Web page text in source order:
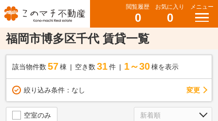
閲覧履歴
0
お気に入り
0
メニュー
福岡市博多区千代 賃貸一覧
該当物件数 57棟 空き数 31 件 1～30 棟を表示
絞り込み条件： なし 変更
空室のみ